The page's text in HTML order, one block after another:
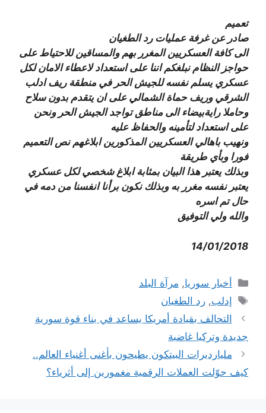
تعميم
صادر عن غرفة عمليات رد الطغيان
الى كافة العسكريين المغرر بهم والمساقين للاحتياط على
حواجز النظام نبلغكم اننا على استعداد لاعطاء الامان لكل
عسكري يسلم نفسه للجيش الحر في منطقة ريف ادلب
الشرقي وريف حماة الشمالي على ان يتقدم بدون سلاح
وحاملا رايةبيضاء الى مناطق تواجد الجيش الحر ونحن
على استعداد لتأمينه والحفاظ عليه
ونهيب باهالي العسكريين المذكورين ابلاغهم نص التعميم
فورا وبأي طريقة
وبذلك يعتبر هذا البيان بمثابة ابلاغ شخصي لكل عسكري
يعتبر نفسه مغرر به وبذلك نكون برأنا انفسنا من دمه في
حال تم اسره
والله ولي التوفيق
14/01/2018
التصنيفات
أخبار سوريا, مرآة البلد
الوسوم
إدلب,رد الطغيان
التحالف بقيادة أمريكا يساعد في بناء قوة سورية
جديدة وتركيا غاضبة
مليارديرات البيتكون يطيحون بأغنى أغنياء العالم..
كيف حوّلت العملات الرقمية مغمورين إلى أثرياء؟